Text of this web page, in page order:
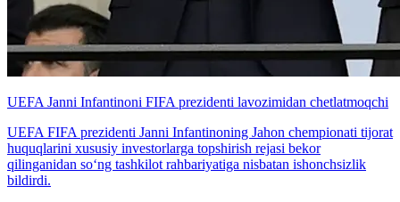
UEFA Janni Infantinoni FIFA prezidenti lavozimidan chetlatmoqchi
UEFA FIFA prezidenti Janni Infantinoning Jahon chempionati tijorat
huquqlarini xususiy investorlarga topshirish rejasi bekor
qilinganidan so‘ng tashkilot rahbariyatiga nisbatan ishonchsizlik
bildirdi.